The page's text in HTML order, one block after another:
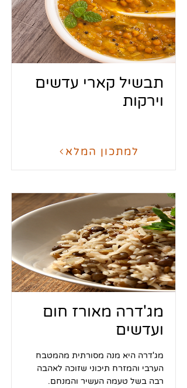
תבשיל קארי עדשים
וירקות
למתכון המלא
מג'דרה מאורז חום
ועדשים
מג'דרה היא מנה מסורתית מהמטבח
הערבי והמזרח תיכוני שזוכה לאהבה
רבה בשל טעמה העשיר והמנחם.